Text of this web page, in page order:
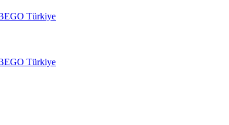
Türkiye
Türkiye